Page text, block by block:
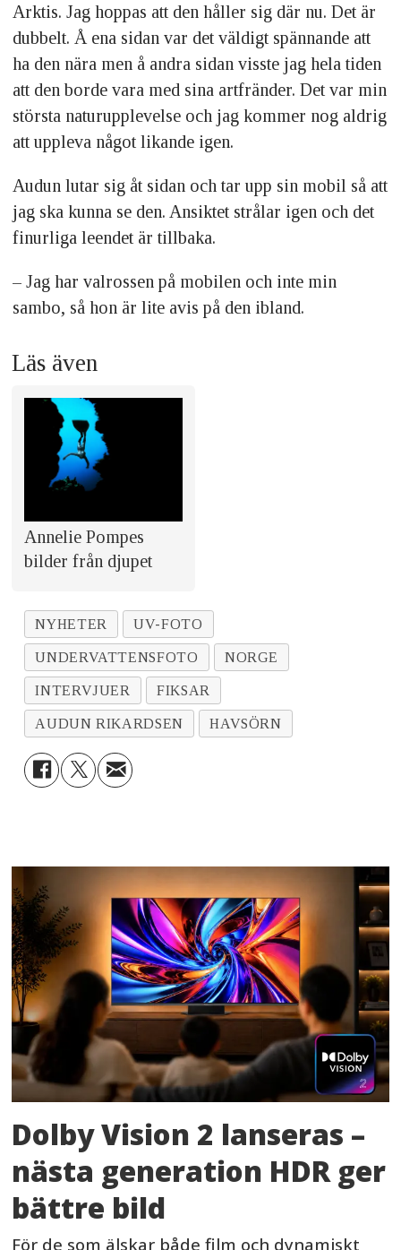
Arktis. Jag hoppas att den håller sig där nu. Det är
dubbelt. Å ena sidan var det väldigt spännande att
ha den nära men å andra sidan visste jag hela tiden
att den borde vara med sina artfränder. Det var min
största naturupplevelse och jag kommer nog aldrig
att uppleva något likande igen.
Audun lutar sig åt sidan och tar upp sin mobil så att
jag ska kunna se den. Ansiktet strålar igen och det
finurliga leendet är tillbaka.
– Jag har valrossen på mobilen och inte min
sambo, så hon är lite avis på den ibland.
Läs även
Annelie Pompes
bilder från djupet
NYHETER UV-FOTO
UNDERVATTENSFOTO NORGE
INTERVJUER FIKSAR
AUDUN RIKARDSEN HAVSÖRN
Dolby Vision 2 lanseras –
nästa generation HDR ger
bättre bild
För de som älskar både film och dynamiskt